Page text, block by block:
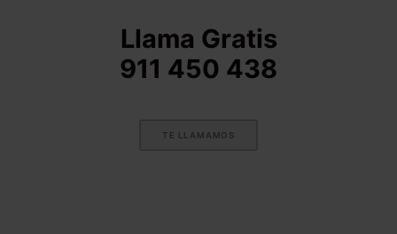
Llama Gratis
911 450 438
TE LLAMAMOS